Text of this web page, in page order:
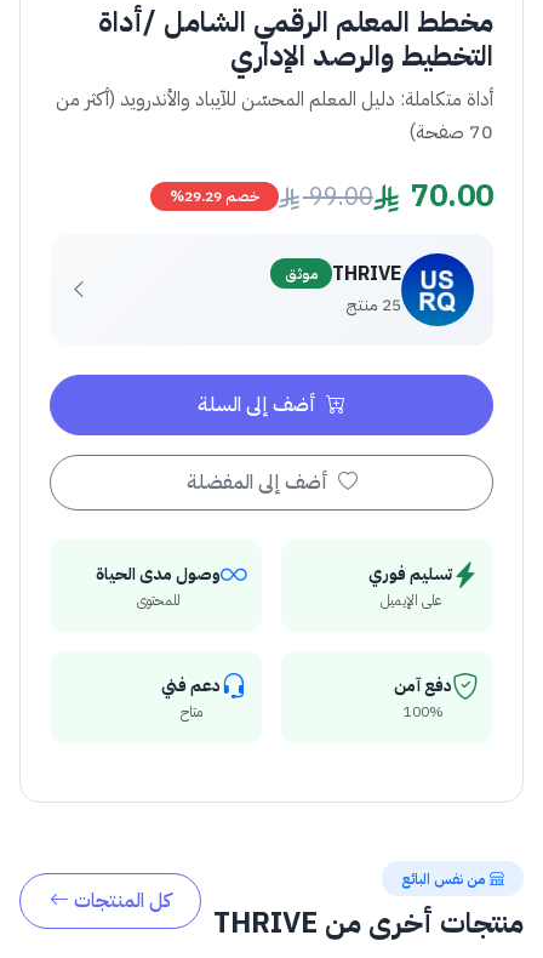
مخطط المعلم الرقمي الشامل /أداة
التخطيط والرصد الإداري
أداة متكاملة: دليل المعلم المحسّن للآيباد والأندرويد (أكثر من
70 صفحة)
70.00
99.00 خصم 29.29%
THRIVE موثق
25 منتج
أضف إلى السلة
أضف إلى المفضلة
تسليم فوري
على الإيميل
وصول مدى الحياة
للمحتوى
دفع آمن
100%
دعم فني
متاح
من نفس البائع
منتجات أخرى من THRIVE
كل المنتجات